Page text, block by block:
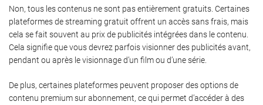
Non, tous les contenus ne sont pas entièrement gratuits. Certaines
plateformes de streaming gratuit offrent un accès sans frais, mais
cela se fait souvent au prix de publicités intégrées dans le contenu.
Cela signifie que vous devrez parfois visionner des publicités avant,
pendant ou après le visionnage d’un film ou d’une série.
De plus, certaines plateformes peuvent proposer des options de
contenu premium sur abonnement, ce qui permet d’accéder à des